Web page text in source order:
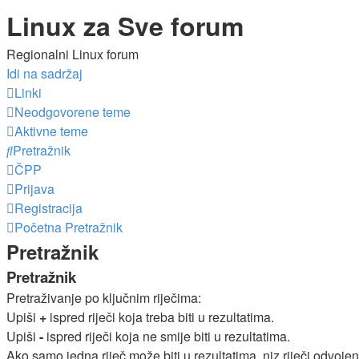
Linux za Sve forum
Regionalni Linux forum
Idi na sadržaj
Linki
Neodgovorene teme
Aktivne teme
Pretražnik
ČPP
Prijava
Registracija
Početna Pretražnik
Pretražnik
Pretražnik
Pretraživanje po ključnim riječima:
Upiši + ispred riječi koja treba biti u rezultatima.
Upiši - ispred riječi koja ne smije biti u rezultatima.